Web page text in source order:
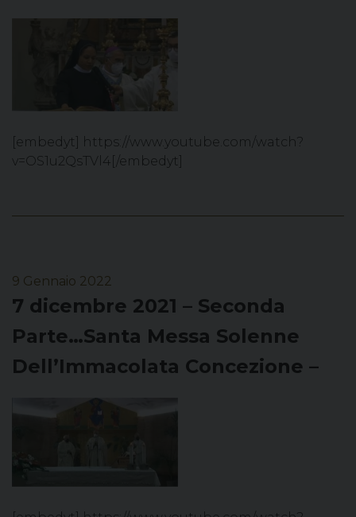
[embedyt] https://www.youtube.com/watch?
v=OS1u2QsTVl4[/embedyt]
9 Gennaio 2022
7 dicembre 2021 – Seconda
Parte…Santa Messa Solenne
Dell’Immacolata Concezione –